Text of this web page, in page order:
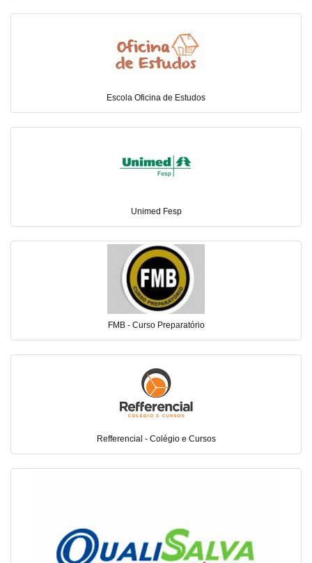
Escola Oficina de Estudos
Unimed Fesp
FMB - Curso Preparatório
Refferencial - Colégio e Cursos